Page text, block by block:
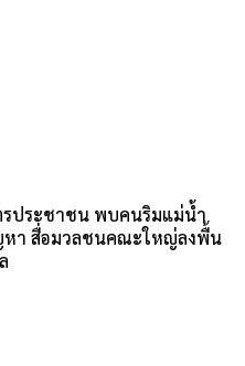
รประชาชน พบคนริมแม่น้ำ
หา สื่อมวลชนคณะใหญ่ลงพื้น